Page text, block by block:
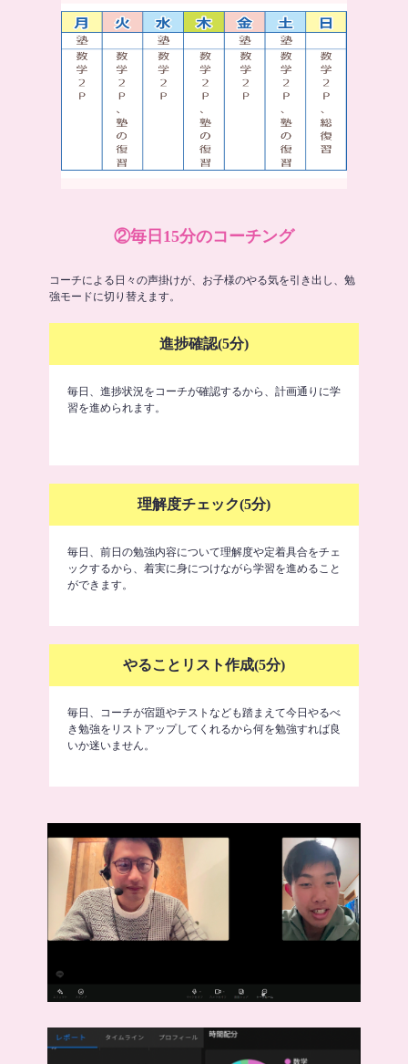
②毎日15分のコーチング
コーチによる日々の声掛けが、お子様のやる気を引き出し、勉
強モードに切り替えます。
進捗確認(5分)
毎日、進捗状況をコーチが確認するから、計画通りに学
習を進められます。
理解度チェック(5分)
毎日、前日の勉強内容について理解度や定着具合をチェ
ックするから、着実に身につけながら学習を進めること
ができます。
やることリスト作成(5分)
毎日、コーチが宿題やテストなども踏まえて今日やるべ
き勉強をリストアップしてくれるから何を勉強すれば良
いか迷いません。